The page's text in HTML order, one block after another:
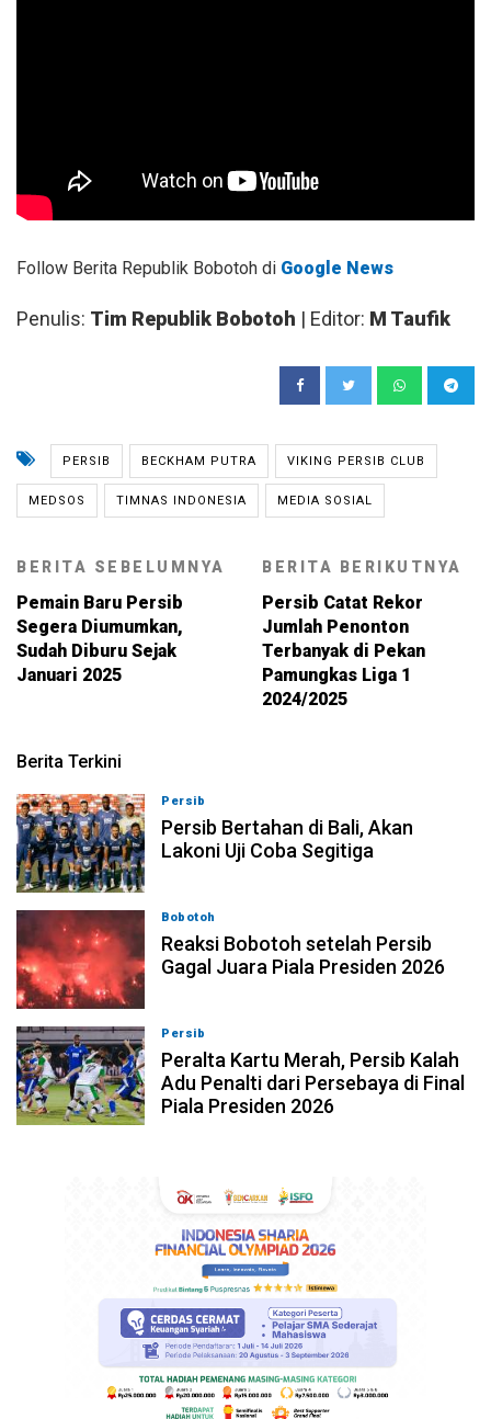
Follow Berita Republik Bobotoh di Google News
Penulis: Tim Republik Bobotoh | Editor: M Taufik
PERSIB BECKHAM PUTRA VIKING PERSIB CLUB
MEDSOS TIMNAS INDONESIA MEDIA SOSIAL
BERITA SEBELUMNYA
Pemain Baru Persib
Segera Diumumkan,
Sudah Diburu Sejak
Januari 2025
BERITA BERIKUTNYA
Persib Catat Rekor
Jumlah Penonton
Terbanyak di Pekan
Pamungkas Liga 1
2024/2025
Berita Terkini
Persib
Persib Bertahan di Bali, Akan
Lakoni Uji Coba Segitiga
Bobotoh
Reaksi Bobotoh setelah Persib
Gagal Juara Piala Presiden 2026
Persib
Peralta Kartu Merah, Persib Kalah
Adu Penalti dari Persebaya di Final
Piala Presiden 2026